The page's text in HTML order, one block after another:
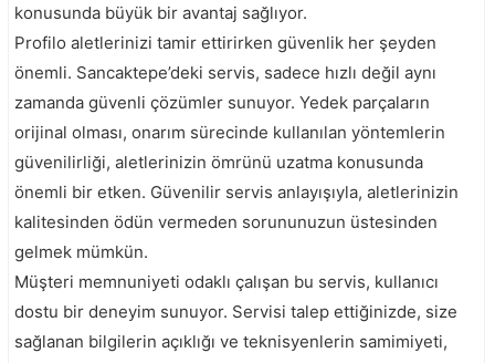
konusunda büyük bir avantaj sağlıyor.
Profilo aletlerinizi tamir ettirirken güvenlik her şeyden
önemli. Sancaktepe’deki servis, sadece hızlı değil aynı
zamanda güvenli çözümler sunuyor. Yedek parçaların
orijinal olması, onarım sürecinde kullanılan yöntemlerin
güvenilirliği, aletlerinizin ömrünü uzatma konusunda
önemli bir etken. Güvenilir servis anlayışıyla, aletlerinizin
kalitesinden ödün vermeden sorununuzun üstesinden
gelmek mümkün.
Müşteri memnuniyeti odaklı çalışan bu servis, kullanıcı
dostu bir deneyim sunuyor. Servisi talep ettiğinizde, size
sağlanan bilgilerin açıklığı ve teknisyenlerin samimiyeti,